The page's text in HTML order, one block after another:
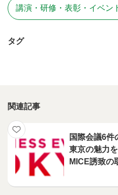
講演・研修・表彰・イベン
タグ
関連記事
国際会議6件
東京の魅力
MICE誘致の